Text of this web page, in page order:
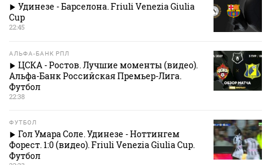
Удинезе - Барселона. Friuli Venezia Giulia
Cup
22:45
АЛЬФА-БАНК РПЛ
ЦСКА - Ростов. Лучшие моменты (видео).
Альфа-Банк Российская Премьер-Лига.
Футбол
22:38
ФУТБОЛ
Гол Умара Соле. Удинезе - Ноттингем
Форест. 1:0 (видео). Friuli Venezia Giulia Cup.
Футбол